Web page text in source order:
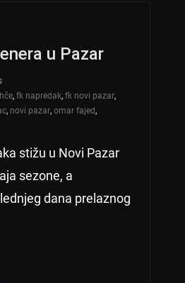
u Pazar
, fk napredak, fk novi pazar,
, novi pazar, omar fajed,
stižu u Novi Pazar
sezone, a
dana prelaznog